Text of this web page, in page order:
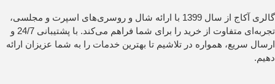
گالری آکاج از سال 1399 با ارائه شال و روسری‌های اسپرت و مجلسی،
تجربه‌ای متفاوت از خرید را برای شما فراهم می‌کند. با پشتیبانی 24/7 و
ارسال سریع، همواره در تلاشیم تا بهترین خدمات را به شما عزیزان ارائه
دهیم.